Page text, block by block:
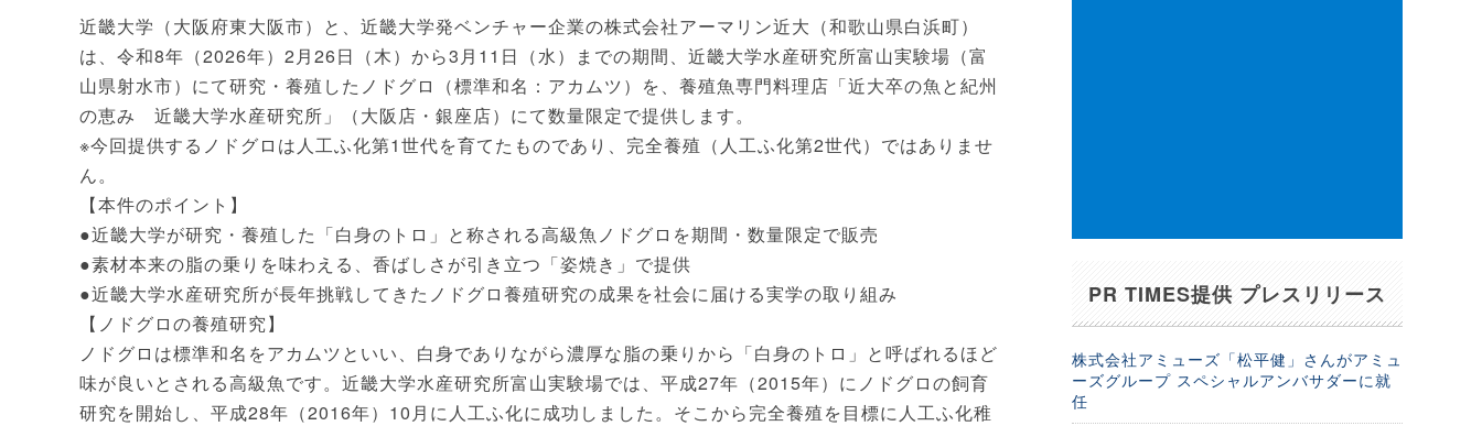
近畿大学（大阪府東大阪市）と、近畿大学発ベンチャー企業の株式会社アーマリン近大（和歌山県白浜町）
は、令和8年（2026年）2月26日（木）から3月11日（水）までの期間、近畿大学水産研究所富山実験場（富
山県射水市）にて研究・養殖したノドグロ（標準和名：アカムツ）を、養殖魚専門料理店「近大卒の魚と紀州
の恵み 近畿大学水産研究所」（大阪店・銀座店）にて数量限定で提供します。
※今回提供するノドグロは人工ふ化第1世代を育てたものであり、完全養殖（人工ふ化第2世代）ではありませ
ん。
【本件のポイント】
●近畿大学が研究・養殖した「白身のトロ」と称される高級魚ノドグロを期間・数量限定で販売
●素材本来の脂の乗りを味わえる、香ばしさが引き立つ「姿焼き」で提供
●近畿大学水産研究所が長年挑戦してきたノドグロ養殖研究の成果を社会に届ける実学の取り組み
【ノドグロの養殖研究】
ノドグロは標準和名をアカムツといい、白身でありながら濃厚な脂の乗りから「白身のトロ」と呼ばれるほど
味が良いとされる高級魚です。近畿大学水産研究所富山実験場では、平成27年（2015年）にノドグロの飼育
研究を開始し、平成28年（2016年）10月に人工ふ化に成功しました。そこから完全養殖を目標に人工ふ化稚
PR TIMES提供 プレスリリース
株式会社アミューズ「松平健」さんがアミュ
ーズグループ スペシャルアンバサダーに就
任